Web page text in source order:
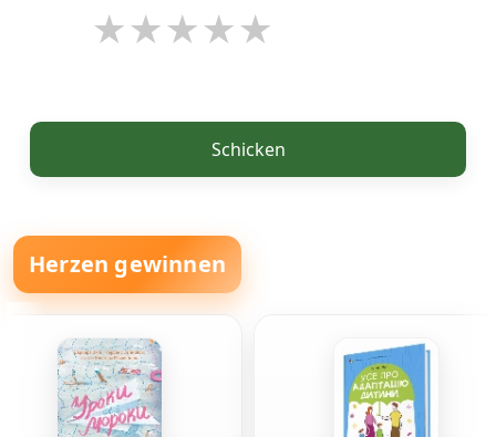
Schicken
Herzen gewinnen